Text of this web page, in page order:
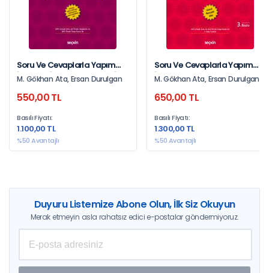
Soru Ve Cevaplarla Yapım
İşlerinde İş Artışı Ve Eksilişi İle
Yeni Birim Fiyatın Tespiti
Tanım ¦ Yargı Kararları ¦ Örnek
M. Gökhan Ata, Ersan Durulgan
550,00 TL
Basılı Fiyatı:
1.100,00 TL
%50 Avantajlı
Soru Ve Cevaplarla Yapım
İşlerinde Sözleşmenin Feshi
M. Gökhan Ata, Ersan Durulgan
650,00 TL
Basılı Fiyatı:
1.300,00 TL
%50 Avantajlı
Duyuru Listemize Abone Olun, İlk Siz Okuyun
Merak etmeyin asla rahatsız edici e-postalar göndermiyoruz.